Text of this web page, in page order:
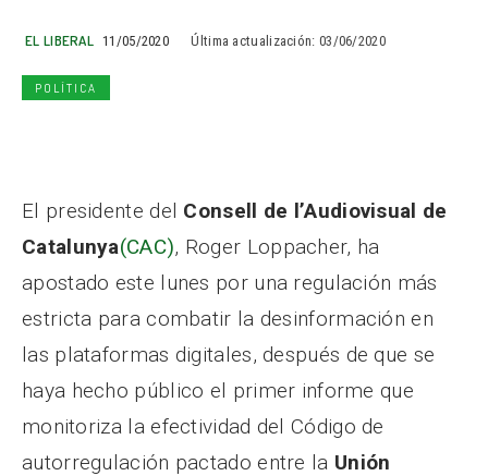
EL LIBERAL 11/05/2020 Última actualización: 03/06/2020
POLÍTICA
El presidente del Consell de l’Audiovisual de
Catalunya(CAC), Roger Loppacher, ha
apostado este lunes por una regulación más
estricta para combatir la desinformación en
las plataformas digitales, después de que se
haya hecho público el primer informe que
monitoriza la efectividad del Código de
autorregulación pactado entre la Unión